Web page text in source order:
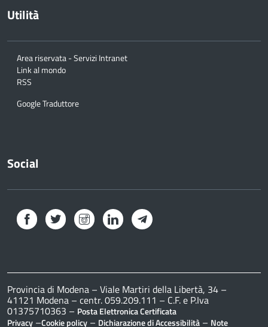
Utilità
Area riservata - Servizi Intranet
Link al mondo
RSS
Google Traduttore
Social
Facebook Twitter InstagramLinkedInTelegram
Provincia di Modena – Viale Martiri della Libertà, 34 –
41121 Modena – centr. 059.209.111 – C.F. e P.Iva
01375710363 – Posta Elettronica Certificata
Privacy –Cookie policy – Dichiarazione di Accessibilità – Note